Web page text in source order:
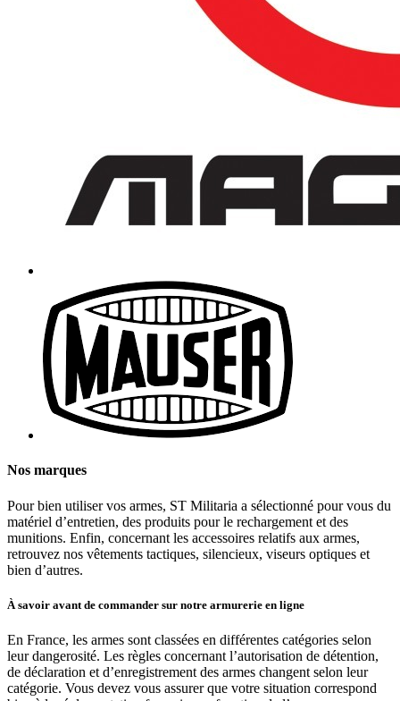
Nos marques
Pour bien utiliser vos armes, ST Militaria a sélectionné pour vous du
matériel d’entretien, des produits pour le rechargement et des
munitions. Enfin, concernant les accessoires relatifs aux armes,
retrouvez nos vêtements tactiques, silencieux, viseurs optiques et
bien d’autres.
À savoir avant de commander sur notre armurerie en ligne
En France, les armes sont classées en différentes catégories selon
leur dangerosité. Les règles concernant l’autorisation de détention,
de déclaration et d’enregistrement des armes changent selon leur
catégorie. Vous devez vous assurer que votre situation correspond